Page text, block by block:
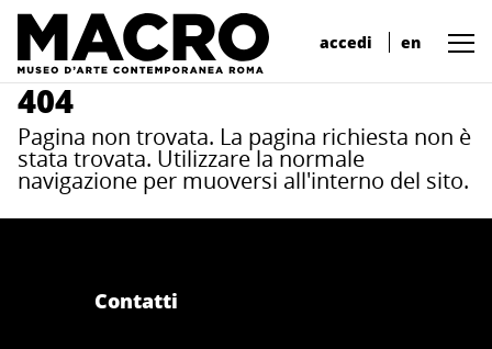
accedi en
404
Pagina non trovata. La pagina richiesta non è
stata trovata. Utilizzare la normale
navigazione per muoversi all'interno del sito.
Contatti